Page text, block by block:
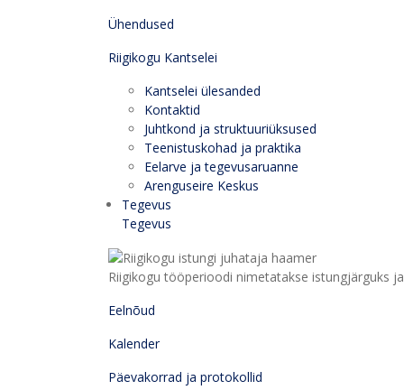
Ühendused
Riigikogu Kantselei
Kantselei ülesanded
Kontaktid
Juhtkond ja struktuuriüksused
Teenistuskohad ja praktika
Eelarve ja tegevusaruanne
Arenguseire Keskus
Tegevus
Tegevus
Riigikogu tööperioodi nimetatakse istungjärguks
Eelnõud
Kalender
Päevakorrad ja protokollid